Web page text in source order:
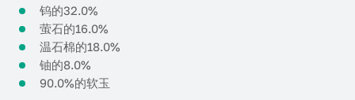
钨的32.0%
萤石的16.0%
温石棉的18.0%
铀的8.0%
90.0%的软玉